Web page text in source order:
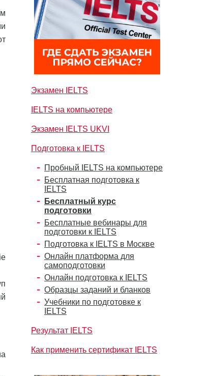
Экзамен IELTS
IELTS на компьютере
Экзамен IELTS UKVI
Подготовка к IELTS
Пробный IELTS на компьютере
Бесплатная подготовка к
IELTS
Бесплатный курс
подготовки
Бесплатные вебинары для
подготовки к IELTS
Подготовка к IELTS в Москве
Онлайн платформа для
самоподготовки
Онлайн подготовка к IELTS
Образцы заданий и бланков
Учебники по подготовке к
IELTS
Результат IELTS
Как применить сертификат IELTS